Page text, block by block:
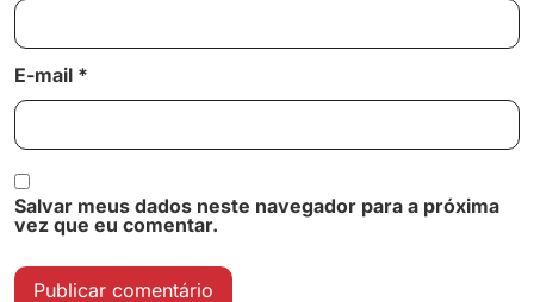
E-mail *
Salvar meus dados neste navegador para a próxima
vez que eu comentar.